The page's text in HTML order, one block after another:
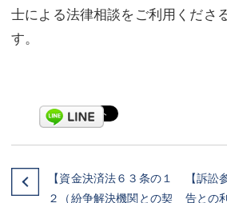
士による法律相談をご利用くださ
す。
【資金決済法６３条の１
２（紛争解決機関との契
【訴
告との